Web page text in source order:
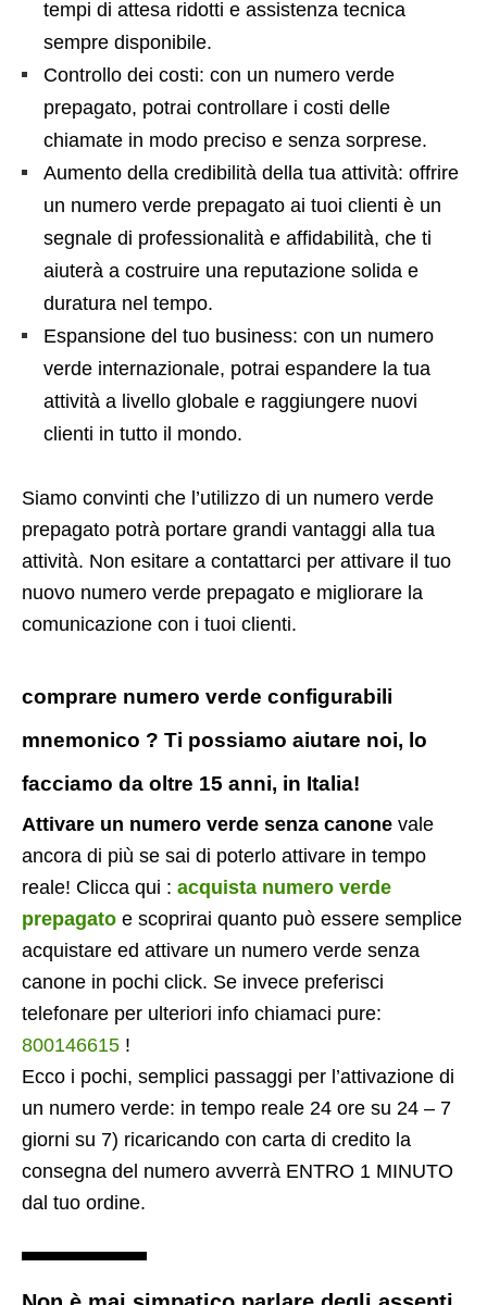
tempi di attesa ridotti e assistenza tecnica
sempre disponibile.
Controllo dei costi: con un numero verde
prepagato, potrai controllare i costi delle
chiamate in modo preciso e senza sorprese.
Aumento della credibilità della tua attività: offrire
un numero verde prepagato ai tuoi clienti è un
segnale di professionalità e affidabilità, che ti
aiuterà a costruire una reputazione solida e
duratura nel tempo.
Espansione del tuo business: con un numero
verde internazionale, potrai espandere la tua
attività a livello globale e raggiungere nuovi
clienti in tutto il mondo.
Siamo convinti che l’utilizzo di un numero verde
prepagato potrà portare grandi vantaggi alla tua
attività. Non esitare a contattarci per attivare il tuo
nuovo numero verde prepagato e migliorare la
comunicazione con i tuoi clienti.
comprare numero verde configurabili
mnemonico ? Ti possiamo aiutare noi, lo
facciamo da oltre 15 anni, in Italia!
Attivare un numero verde senza canone vale
ancora di più se sai di poterlo attivare in tempo
reale! Clicca qui : acquista numero verde
prepagato e scoprirai quanto può essere semplice
acquistare ed attivare un numero verde senza
canone in pochi click. Se invece preferisci
telefonare per ulteriori info chiamaci pure:
800146615 !
Ecco i pochi, semplici passaggi per l’attivazione di
un numero verde: in tempo reale 24 ore su 24 – 7
giorni su 7) ricaricando con carta di credito la
consegna del numero avverrà ENTRO 1 MINUTO
dal tuo ordine.